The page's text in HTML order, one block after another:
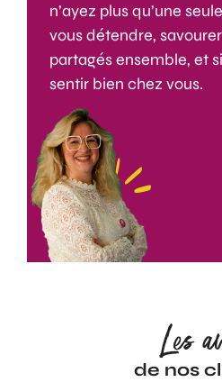
n’ayez plus qu’une
vous détendre,
partagés ensemble, et
sentir bien chez vous.
Les
de nos